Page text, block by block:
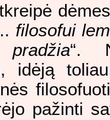
filosofui
“.
idėją
pažinti